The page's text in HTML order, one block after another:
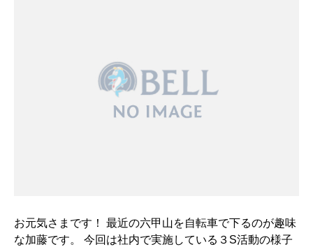
お元気さまです！ 最近の六甲山を自転車で下るのが趣味
な加藤です。 今回は社内で実施している３S活動の様子